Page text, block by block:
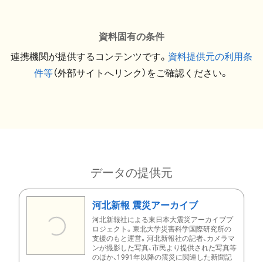
資料固有の条件
連携機関が提供するコンテンツです。 資料提供元の利用条
件等（外部サイトへリンク）をご確認ください。
データの提供元
河北新報 震災アーカイブ
河北新報社による東日本大震災アーカイブプ
ロジェクト。東北大学災害科学国際研究所の
支援のもと運営。河北新報社の記者、カメラマ
ンが撮影した写真、市民より提供された写真等
のほか、1991年以降の震災に関連した新聞記